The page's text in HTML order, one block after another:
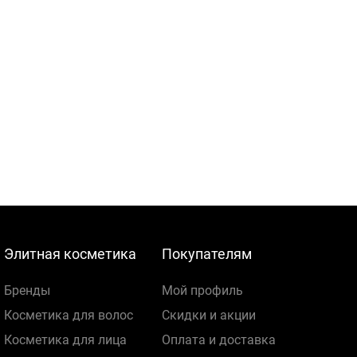
Элитная косметика
Бренды
Косметика для волос
Косметика для лица
Покупателям
Мой профиль
Скидки и акции
Оплата и доставка